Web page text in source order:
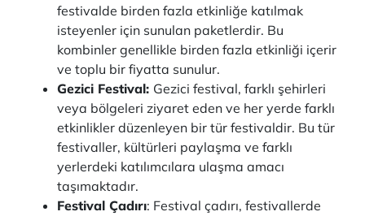
festivalde birden fazla etkinliğe katılmak
isteyenler için sunulan paketlerdir. Bu
kombinler genellikle birden fazla etkinliği içerir
ve toplu bir fiyatta sunulur.
Gezici Festival: Gezici festival, farklı şehirleri
veya bölgeleri ziyaret eden ve her yerde farklı
etkinlikler düzenleyen bir tür festivaldir. Bu tür
festivaller, kültürleri paylaşma ve farklı
yerlerdeki katılımcılara ulaşma amacı
taşımaktadır.
Festival Çadırı: Festival çadırı, festivallerde